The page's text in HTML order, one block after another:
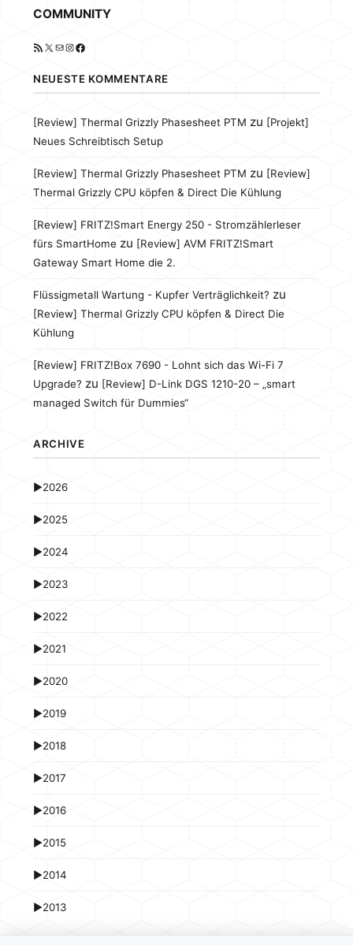
COMMUNITY
RSS-Feed
X E-MailInstagram
Facebook
NEUESTE KOMMENTARE
[Review] Thermal Grizzly Phasesheet PTM zu [Projekt]
Neues Schreibtisch Setup
[Review] Thermal Grizzly Phasesheet PTM zu [Review]
Thermal Grizzly CPU köpfen & Direct Die Kühlung
[Review] FRITZ!Smart Energy 250 - Stromzählerleser
fürs SmartHome zu [Review] AVM FRITZ!Smart
Gateway Smart Home die 2.
Flüssigmetall Wartung - Kupfer Verträglichkeit? zu
[Review] Thermal Grizzly CPU köpfen & Direct Die
Kühlung
[Review] FRITZ!Box 7690 - Lohnt sich das Wi-Fi 7
Upgrade? zu [Review] D-Link DGS 1210-20 – „smart
managed Switch für Dummies“
ARCHIVE
►2026
►2025
►2024
►2023
►2022
►2021
►2020
►2019
►2018
►2017
►2016
►2015
►2014
►2013